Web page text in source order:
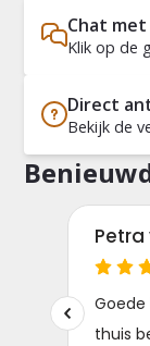
Chat met
Klik op de
Direct
Bekijk de